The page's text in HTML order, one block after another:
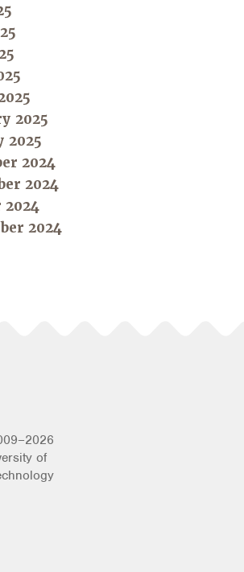
2025
2025
2024
2024
2024
2024
of